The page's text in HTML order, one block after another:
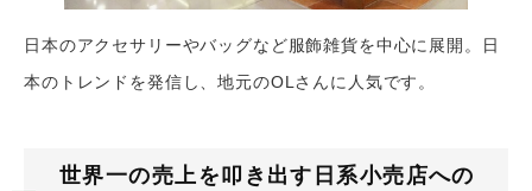
日本のアクセサリーやバッグなど服飾雑貨を中心に展開。
日
本のトレンドを発信し、地元のOLさんに人気です。
世界一の売上を叩き出す日系小売店への